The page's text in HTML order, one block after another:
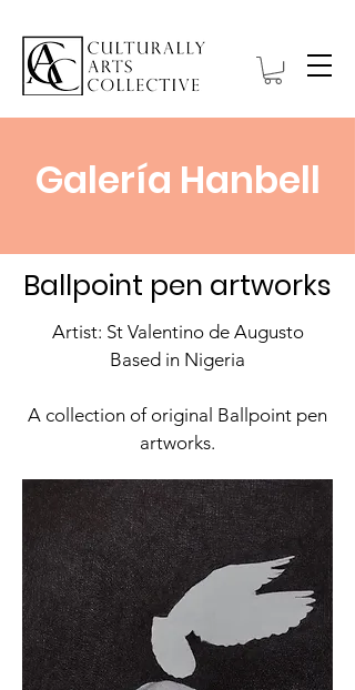
Galería Hanbell
Ballpoint pen artworks
Artist: St Valentino de Augusto
Based in Nigeria
A collection of original Ballpoint pen
artworks.